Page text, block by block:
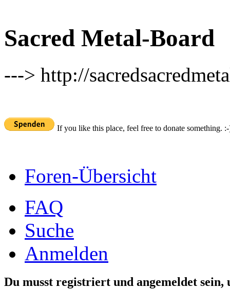
Sacred Metal-Board
---> http://
If you like this place, feel free to donate something.
Foren-Übersicht
FAQ
Suche
Anmelden
Du musst registriert und angemeldet sein,